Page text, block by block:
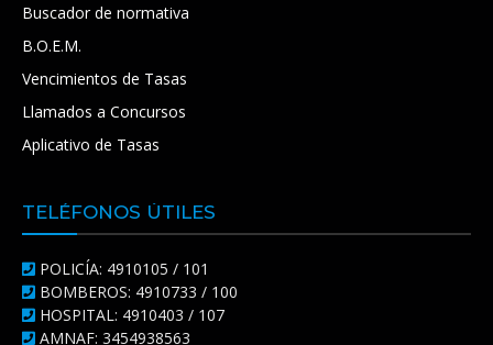
Buscador de normativa
B.O.E.M.
Vencimientos de Tasas
Llamados a Concursos
Aplicativo de Tasas
TELÉFONOS ÚTILES
POLICÍA: 4910105 / 101
BOMBEROS: 4910733 / 100
HOSPITAL: 4910403 / 107
AMNAF: 3454938563